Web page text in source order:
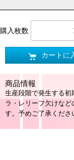
購入枚数
カートに
商品情報
生産段階で発生する初
ラ・レリーフ欠けなど
す。予めご了承くださ